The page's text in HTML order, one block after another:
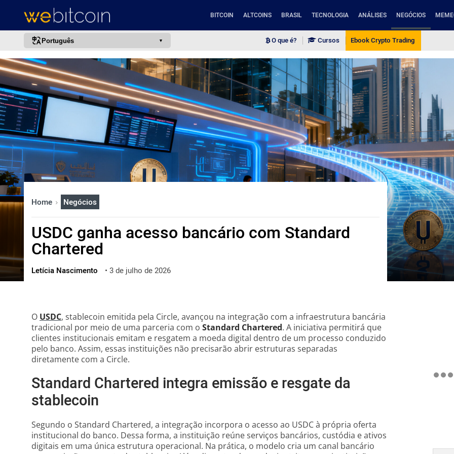
BITCOIN ALTCOINS BRASIL TECNOLOGIA ANÁLISES NEGÓCIOS
Português
português (BR)
english
español
deutsch
日本語
中文
한국어
العربية
ไทย
ქართული
O que é? Cursos Ebook Crypto Trading
Home Negócios
USDC ganha acesso bancário com Standard
Chartered
Letícia Nascimento • 3 de julho de 2026
O USDC, stablecoin emitida pela Circle, avançou na integração com a infraestrutura bancária
tradicional por meio de uma parceria com o Standard Chartered. A iniciativa permitirá que
clientes institucionais emitam e resgatem a moeda digital dentro de um processo conduzido
pelo banco. Assim, essas instituições não precisarão abrir estruturas separadas
diretamente com a Circle.
Standard Chartered integra emissão e resgate da
stablecoin
Segundo o Standard Chartered, a integração incorpora o acesso ao USDC à própria oferta
institucional do banco. Dessa forma, a instituição reúne serviços bancários, custódia e ativos
digitais em uma única estrutura operacional. Na prática, o modelo cria um canal bancário